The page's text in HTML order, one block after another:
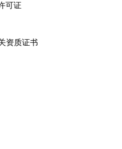
可证
资质证书